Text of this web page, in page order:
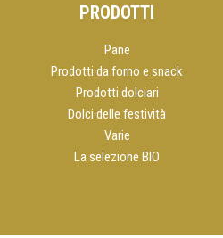
PRODOTTI
Pane
Prodotti da forno e snack
Prodotti dolciari
Dolci delle festività
Varie
La selezione BIO